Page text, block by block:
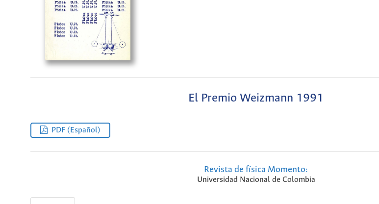
El Premio Weizmann 1991
PDF (Español)
Revista de física Momento:
Universidad Nacional de Colombia